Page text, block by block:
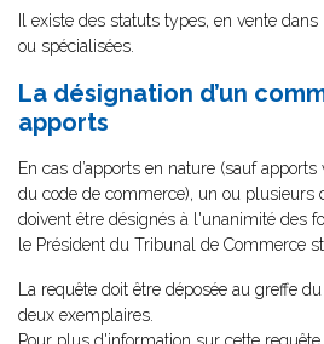
Il existe des statuts types, en vente
ou spécialisées
La désignation d’un
apports
En cas d’apports en nature (sauf
du code de commerce), un ou plusieurs
doivent être désignés à l'unanimité des
le Président du Tribunal de Commerce
La requête doit être déposée au greffe
deux exemplaires.